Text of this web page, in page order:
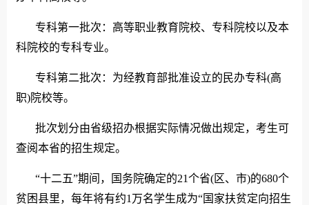
专科第一批次：高等职业教育院校、专科院校以及本
科院校的专科专业。
专科第二批次：为经教育部批准设立的民办专科(高
职)院校等。
批次划分由省级招办根据实际情况做出规定，考生可
查阅本省的招生规定。
“十二五”期间，国务院确定的21个省(区、市)的680个
贫困县里，每年将有约1万名学生成为“国家扶贫定向招生